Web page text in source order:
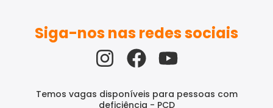
Siga-nos nas redes sociais
Temos vagas disponíveis para pessoas com
deficiência - PCD